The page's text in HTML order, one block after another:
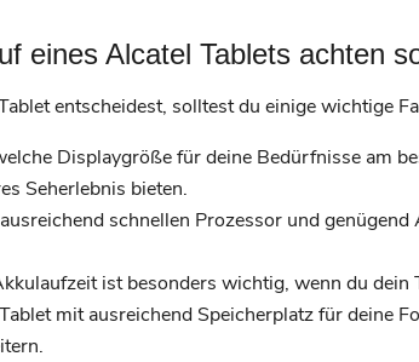
eines Alcatel Tablets achten
entscheidest, solltest du einige wichtige
Displaygröße für deine Bedürfnisse am
Seherlebnis bieten.
schnellen Prozessor und
ist besonders wichtig, wenn du
mit ausreichend Speicherplatz für deine